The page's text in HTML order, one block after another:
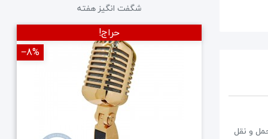
و نقل
شگفت انگیز هفته
حراج!
‎−8%